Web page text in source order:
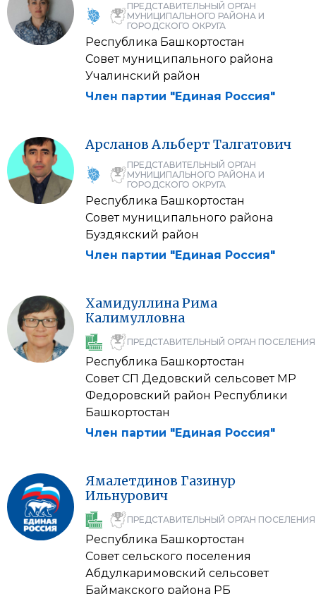
ПРЕДСТАВИТЕЛЬНЫЙ ОРГАН
МУНИЦИПАЛЬНОГО РАЙОНА И
ГОРОДСКОГО ОКРУГА
Республика Башкортостан
Совет муниципального района
Учалинский район
Член партии "Единая Россия"
Арсланов Альберт Талгатович
ПРЕДСТАВИТЕЛЬНЫЙ ОРГАН
МУНИЦИПАЛЬНОГО РАЙОНА И
ГОРОДСКОГО ОКРУГА
Республика Башкортостан
Совет муниципального района
Буздякский район
Член партии "Единая Россия"
ХамидуллинаРима
Калимулловна
ПРЕДСТАВИТЕЛЬНЫЙ ОРГАН ПОСЕЛЕНИЯ
Республика Башкортостан
Совет СП Дедовский сельсовет МР
Федоровский район Республики
Башкортостан
Член партии "Единая Россия"
Ямалетдинов Газинур
Ильнурович
ПРЕДСТАВИТЕЛЬНЫЙ ОРГАН ПОСЕЛЕНИЯ
Республика Башкортостан
Совет сельского поселения
Абдулкаримовский сельсовет
Баймакского района РБ